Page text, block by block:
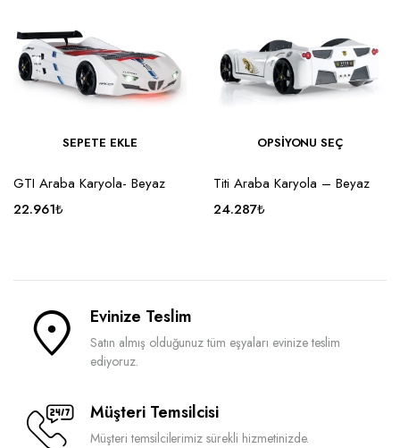
SEPETE EKLE
GTI Araba Karyola- Beyaz
22.961₺
OPSIYONU SEÇ
Titi Araba Karyola – Beyaz
24.287₺
Evinize Teslim
Satın almış olduğunuz tüm eşyaları evinize teslim
ediyoruz.
Müşteri Temsilcisi
Müşteri temsilcilerimiz sürekli hizmetinizde.